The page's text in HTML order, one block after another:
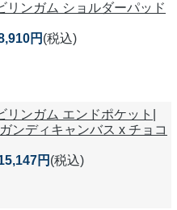
リンガム ショルダーパッド
円 (税込)
リンガム エンドポケット|
ンディキャンバス x チョコ
円 (税込)